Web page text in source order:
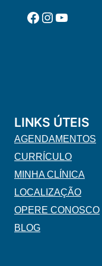
Facebook
Instagram
YouTube
LINKS ÚTEIS
AGENDAMENTOS
CURRÍCULO
MINHA CLÍNICA
LOCALIZAÇÃO
OPERE CONOSCO
BLOG